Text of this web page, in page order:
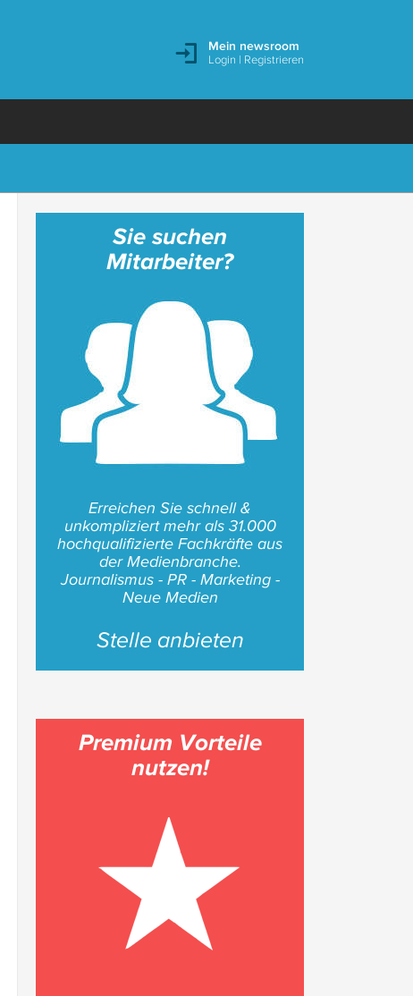
Mein newsroom
Login | Registrieren
Sie suchen
Mitarbeiter?
Erreichen Sie schnell &
unkompliziert mehr als 31.000
hochqualifizierte Fachkräfte aus
der Medienbranche.
Journalismus - PR - Marketing -
Neue Medien
Stelle anbieten
Premium Vorteile
nutzen!